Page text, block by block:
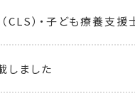
CLS）・子ども療養支
しました